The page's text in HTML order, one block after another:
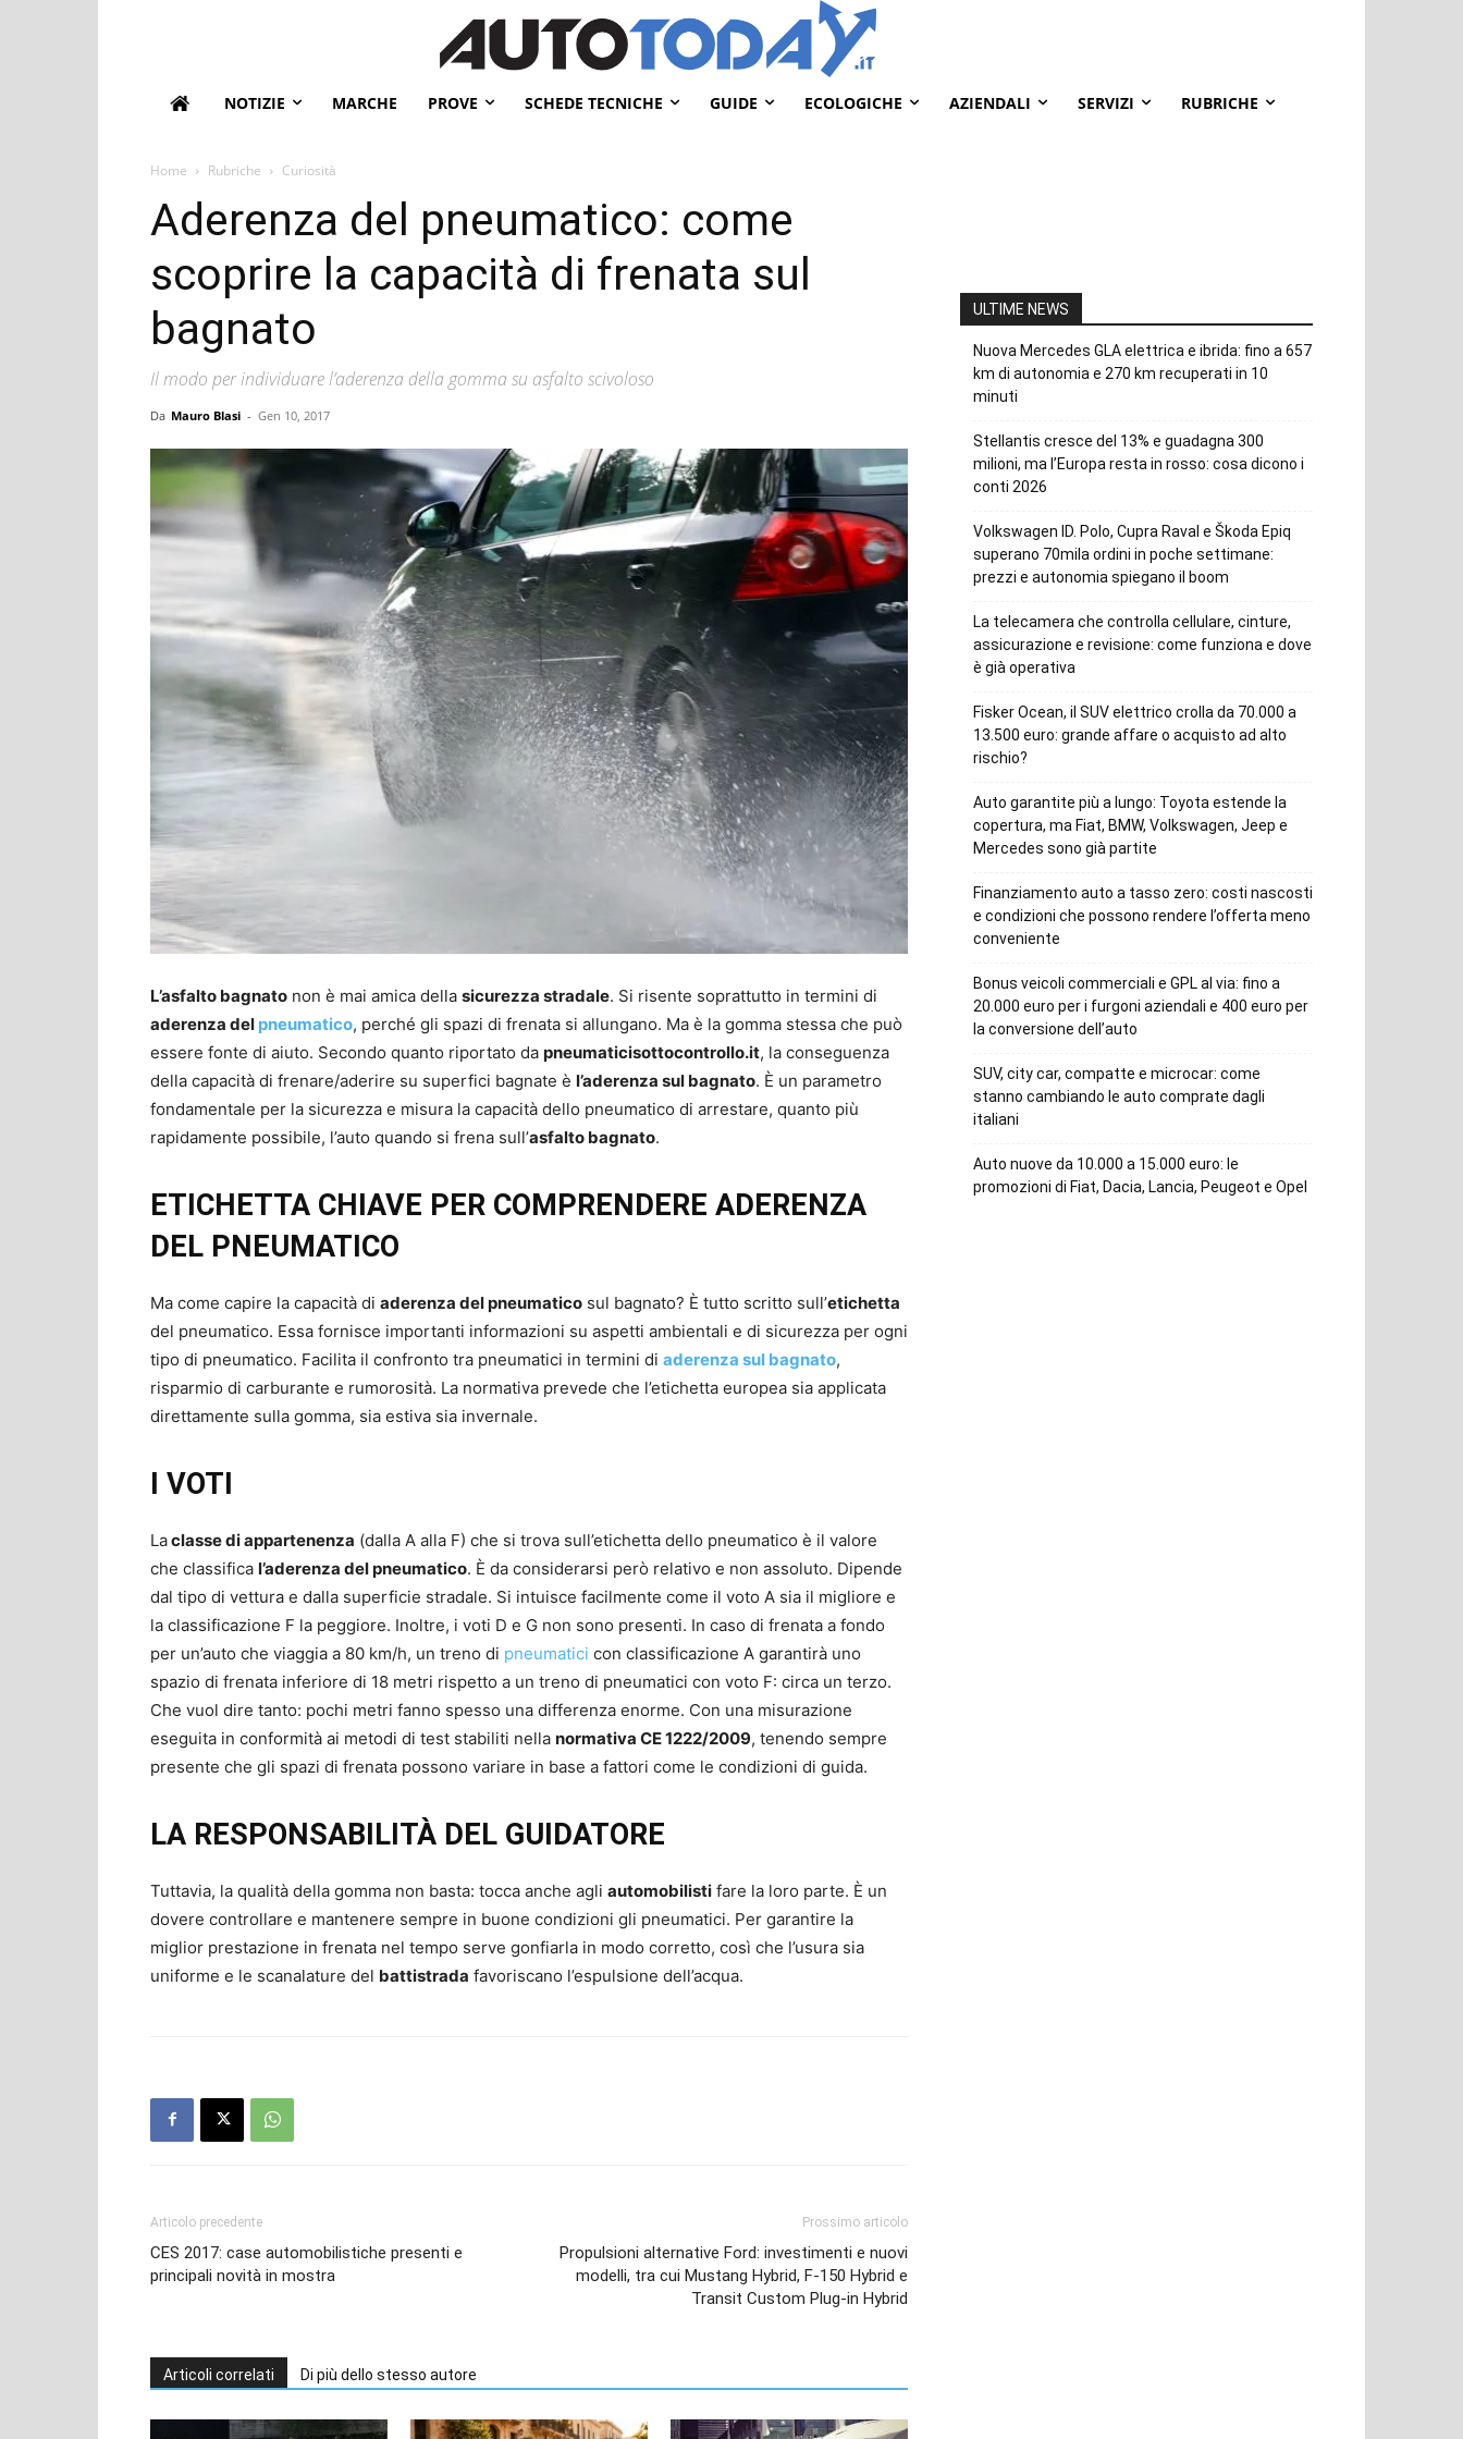
NOTIZIE MARCHE PROVE SCHEDE TECNICHE GUIDE ECOLOGICHE AZIENDALI SERVIZI RUBRICHE
Home Rubriche Curiosità
Aderenza del pneumatico: come
scoprire la capacità di frenata sul
bagnato
Il modo per individuare l’aderenza della gomma su asfalto scivoloso
Da Mauro Blasi - Gen 10, 2017
L’asfalto bagnato non è mai amica della sicurezza stradale. Si risente soprattutto in termini di
aderenza del pneumatico, perché gli spazi di frenata si allungano. Ma è la gomma stessa che può
essere fonte di aiuto. Secondo quanto riportato da pneumaticisottocontrollo.it, la conseguenza
della capacità di frenare/aderire su superfici bagnate è l’aderenza sul bagnato. È un parametro
fondamentale per la sicurezza e misura la capacità dello pneumatico di arrestare, quanto più
rapidamente possibile, l’auto quando si frena sull’asfalto bagnato.
ETICHETTA CHIAVE PER COMPRENDERE ADERENZA
DEL PNEUMATICO
Ma come capire la capacità di aderenza del pneumatico sul bagnato? È tutto scritto sull’etichetta
del pneumatico. Essa fornisce importanti informazioni su aspetti ambientali e di sicurezza per ogni
tipo di pneumatico. Facilita il confronto tra pneumatici in termini di aderenza sul bagnato,
risparmio di carburante e rumorosità. La normativa prevede che l’etichetta europea sia applicata
direttamente sulla gomma, sia estiva sia invernale.
I VOTI
Laclasse di appartenenza (dalla A alla F) che si trova sull’etichetta dello pneumatico è il valore
che classifica l’aderenza del pneumatico. È da considerarsi però relativo e non assoluto. Dipende
dal tipo di vettura e dalla superficie stradale. Si intuisce facilmente come il voto A sia il migliore e
la classificazione F la peggiore. Inoltre, i voti D e G non sono presenti. In caso di frenata a fondo
per un’auto che viaggia a 80 km/h, un treno di pneumatici con classificazione A garantirà uno
spazio di frenata inferiore di 18 metri rispetto a un treno di pneumatici con voto F: circa un terzo.
Che vuol dire tanto: pochi metri fanno spesso una differenza enorme. Con una misurazione
eseguita in conformità ai metodi di test stabiliti nella normativa CE 1222/2009, tenendo sempre
presente che gli spazi di frenata possono variare in base a fattori come le condizioni di guida.
LA RESPONSABILITÀ DEL GUIDATORE
Tuttavia, la qualità della gomma non basta: tocca anche agli automobilisti fare la loro parte. È un
dovere controllare e mantenere sempre in buone condizioni gli pneumatici. Per garantire la
miglior prestazione in frenata nel tempo serve gonfiarla in modo corretto, così che l’usura sia
uniforme e le scanalature del battistrada favoriscano l’espulsione dell’acqua.
Articolo precedente
CES 2017: case automobilistiche presenti e
principali novità in mostra
Prossimo articolo
Propulsioni alternative Ford: investimenti e nuovi
modelli, tra cui Mustang Hybrid, F-150 Hybrid e
Transit Custom Plug-in Hybrid
Articoli correlati Di più dello stesso autore
ULTIME NEWS
Nuova Mercedes GLA elettrica e ibrida: fino a 657
km di autonomia e 270 km recuperati in 10
minuti
Stellantis cresce del 13% e guadagna 300
milioni, ma l’Europa resta in rosso: cosa dicono i
conti 2026
Volkswagen ID. Polo, Cupra Raval e Škoda Epiq
superano 70mila ordini in poche settimane:
prezzi e autonomia spiegano il boom
La telecamera che controlla cellulare, cinture,
assicurazione e revisione: come funziona e dove
è già operativa
Fisker Ocean, il SUV elettrico crolla da 70.000 a
13.500 euro: grande affare o acquisto ad alto
rischio?
Auto garantite più a lungo: Toyota estende la
copertura, ma Fiat, BMW, Volkswagen, Jeep e
Mercedes sono già partite
Finanziamento auto a tasso zero: costi nascosti
e condizioni che possono rendere l’offerta meno
conveniente
Bonus veicoli commerciali e GPL al via: fino a
20.000 euro per i furgoni aziendali e 400 euro per
la conversione dell’auto
SUV, city car, compatte e microcar: come
stanno cambiando le auto comprate dagli
italiani
Auto nuove da 10.000 a 15.000 euro: le
promozioni di Fiat, Dacia, Lancia, Peugeot e Opel